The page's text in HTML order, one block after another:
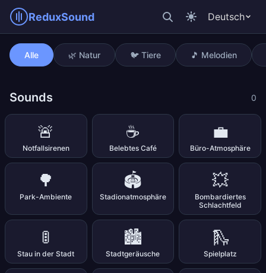
ReduxSound Deutsch
Taiko-Trommeln (88 bpm) A
Alle 🌿 Natur 🐦 Tiere 🎵 Melodien
Sounds 0
🚨
Notfallsirenen
☕
Belebtes Café
💼
Büro-Atmosphäre
🌳
Park-Ambiente
🏟️
Stadionatmosphäre
💥
Bombardiertes
Schlachtfeld
🚦
Stau in der Stadt
🏙️
Stadtgeräusche
🛝
Spielplatz